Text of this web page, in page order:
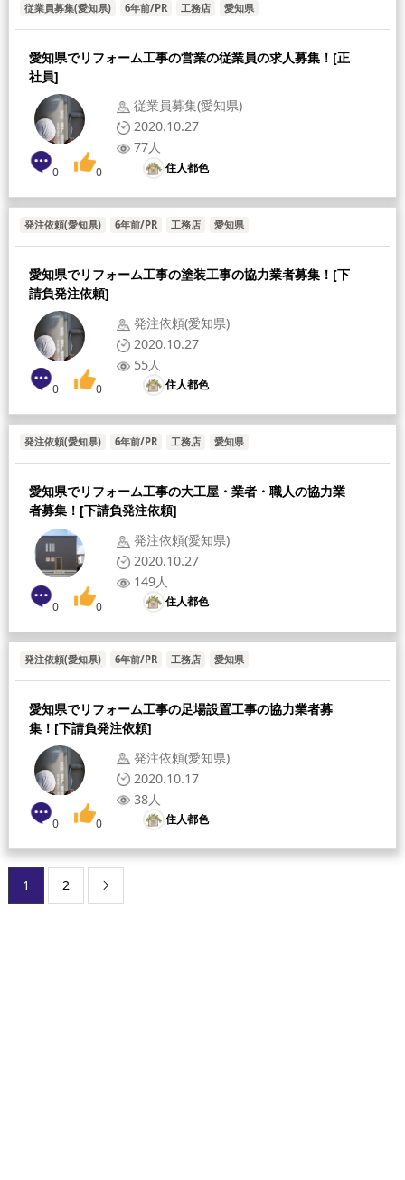
従業員募集(愛知県) 6年前/PR 工務店 愛知県
愛知県でリフォーム工事の営業の従業員の求人募集！[正
社員]
従業員募集(愛知県)
2020.10.27
77人
住人都色
0 0
発注依頼(愛知県) 6年前/PR 工務店 愛知県
愛知県でリフォーム工事の塗装工事の協力業者募集！[下
請負発注依頼]
発注依頼(愛知県)
2020.10.27
55人
住人都色
0 0
発注依頼(愛知県) 6年前/PR 工務店 愛知県
愛知県でリフォーム工事の大工屋・業者・職人の協力業
者募集！[下請負発注依頼]
発注依頼(愛知県)
2020.10.27
149人
住人都色
0 0
発注依頼(愛知県) 6年前/PR 工務店 愛知県
愛知県でリフォーム工事の足場設置工事の協力業者募
集！[下請負発注依頼]
発注依頼(愛知県)
2020.10.17
38人
住人都色
0 0
1 2 